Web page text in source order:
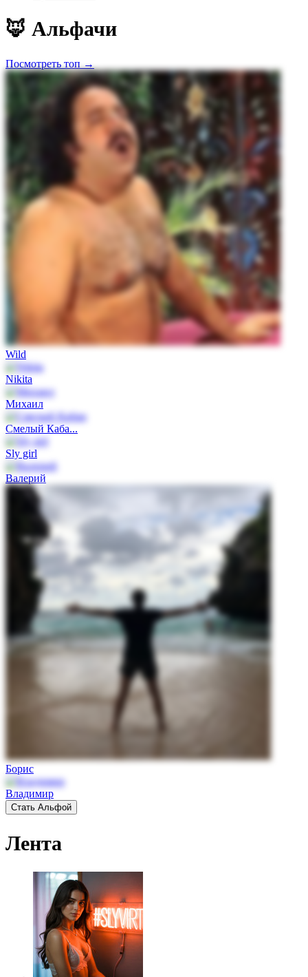
🦊 Альфачи
Посмотреть топ →
Wild
Nikita
Михаил
Смелый Каба...
Sly girl
Валерий
Борис
Владимир
Стать Альфой
Лента